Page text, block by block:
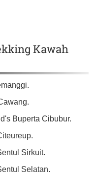
Kawah
Buperta Cibubur.
Sirkuit.
Selatan.